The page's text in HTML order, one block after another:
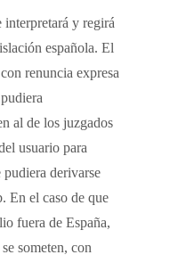
y regirá
española. El
renuncia expresa
al de los juzgados
usuario para
derivarse
En el caso de que
fuera de España,
someten, con